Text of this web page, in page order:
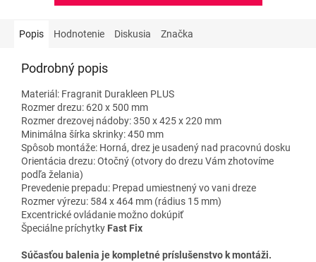
Popis Hodnotenie Diskusia Značka
Podrobný popis
Materiál: Fragranit Durakleen PLUS
Rozmer drezu: 620 x 500 mm
Rozmer drezovej nádoby: 350 x 425 x 220 mm
Minimálna šírka skrinky: 450 mm
Spôsob montáže: Horná, drez je usadený nad pracovnú dosku
Orientácia drezu: Otočný (otvory do drezu Vám zhotovíme
podľa želania)
Prevedenie prepadu: Prepad umiestnený vo vani dreze
Rozmer výrezu: 584 x 464 mm (rádius 15 mm)
Excentrické ovládanie možno dokúpiť
Špeciálne príchytky Fast Fix
Súčasťou balenia je kompletné príslušenstvo k montáži.